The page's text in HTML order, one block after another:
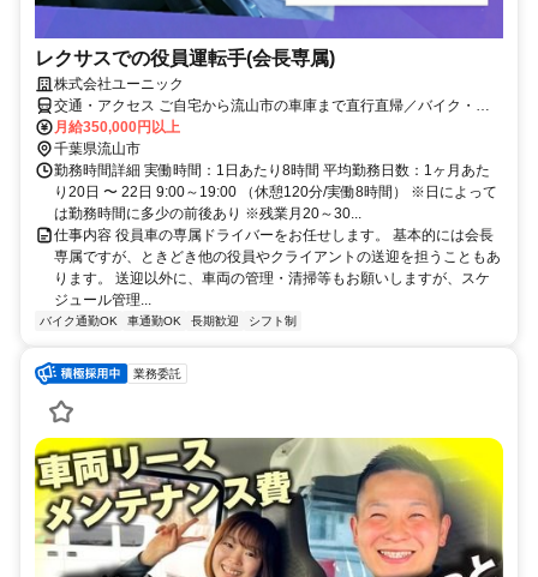
レクサスでの役員運転手(会長専属)
株式会社ユーニック
交通・アクセス ご自宅から流山市の車庫まで直行直帰／バイク・車
通勤OK(駐車場完備)
月給350,000円以上
千葉県流山市
勤務時間詳細 実働時間：1日あたり8時間 平均勤務日数：1ヶ月あた
り20日 〜 22日 9:00～19:00 （休憩120分/実働8時間） ※日によって
は勤務時間に多少の前後あり ※残業月20～30...
仕事内容 役員車の専属ドライバーをお任せします。 基本的には会長
専属ですが、ときどき他の役員やクライアントの送迎を担うこともあ
ります。 送迎以外に、車両の管理・清掃等もお願いしますが、スケ
ジュール管理...
バイク通勤OK 車通勤OK 長期歓迎 シフト制
業務委託